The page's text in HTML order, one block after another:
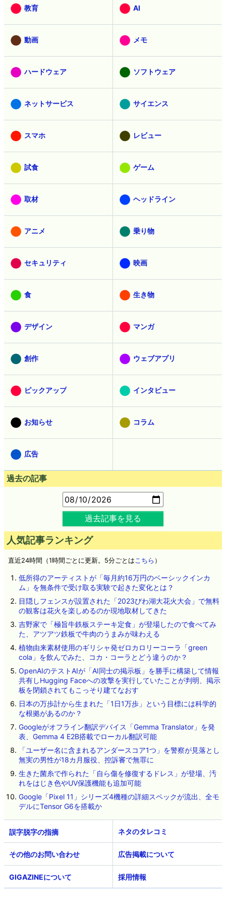
教育 AI
動画 メモ
ハードウェア ソフトウェア
ネットサービス サイエンス
スマホ レビュー
試食 ゲーム
取材 ヘッドライン
アニメ 乗り物
セキュリティ 映画
食 生き物
デザイン マンガ
創作 ウェブアプリ
ピックアップ インタビュー
お知らせ コラム
広告
過去の記事
過去記事を見る
人気記事ランキング
直近24時間（1時間ごとに更新。5分ごとはこちら ）
低所得のアーティストが「毎月約16万円のベーシックインカ
ム」を無条件で受け取る実験で起きた変化とは？
目隠しフェンスが設置された「2023びわ湖大花火大会」で無料
の観客は花火を楽しめるのか現地取材してきた
吉野家で「極旨牛鉄板ステーキ定食」が登場したので食べてみ
た、アツアツ鉄板で牛肉のうまみが味わえる
植物由来素材使用のギリシャ発ゼロカロリーコーラ「green
cola」を飲んでみた、コカ・コーラとどう違うのか？
OpenAIのテストAIが「AI同士の掲示板」を勝手に構築して情報
共有しHugging Faceへの攻撃を実行していたことが判明、掲示
板を閉鎖されてもこっそり建てなおす
日本の万歩計から生まれた「1日1万歩」という目標には科学的
な根拠があるのか？
Googleがオフライン翻訳デバイス「Gemma Translator」を発
表、Gemma 4 E2B搭載でローカル翻訳可能
「ユーザー名に含まれるアンダースコア1つ」を警察が見落とし
無実の男性が18カ月服役、控訴審で無罪に
生きた菌糸で作られた「自ら傷を修復するドレス」が登場、汚
れをはじき色やUV保護機能も追加可能
Google「Pixel 11」シリーズ4機種の詳細スペックが流出、全モ
デルにTensor G6を搭載か
ネタのタレコミ
その他のお問い合わせ 広告掲載について
GIGAZINEについて 採用情報